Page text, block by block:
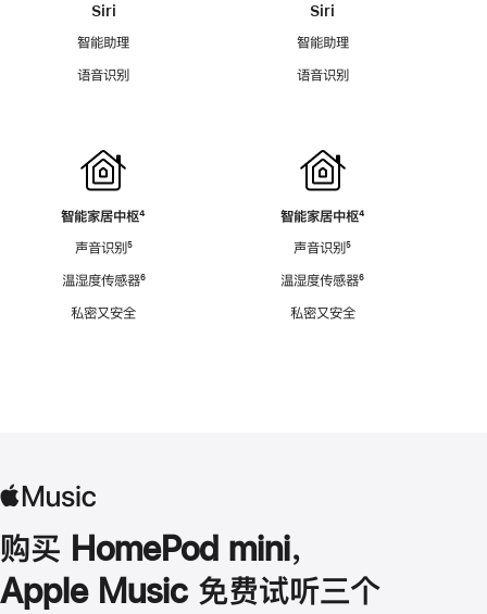
Siri
智能助理
语音识别
智能家居中枢脚
⁴
声音识别脚
⁵
温湿度传感器脚
⁶
私密又安全
Siri
智能助理
语音识别
智能家居中枢脚
⁴
声音识别脚
⁵
温湿度传感器脚
⁶
私密又安全
购买 HomePod mini，
Apple Music 免费试听三个